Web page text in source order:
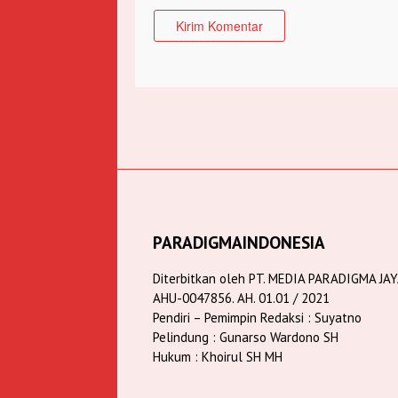
PARADIGMAINDONESIA
Diterbitkan oleh PT. MEDIA PARADIGMA
AHU-0047856. AH. 01.01 / 2021
Pendiri – Pemimpin Redaksi : Suyatno
Pelindung : Gunarso Wardono SH
Hukum : Khoirul SH MH